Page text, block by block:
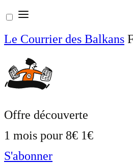
Aller
au
contenu
Le Courrier des Balkans
Offre découverte
1 mois pour 8€ 1€
S'abonner